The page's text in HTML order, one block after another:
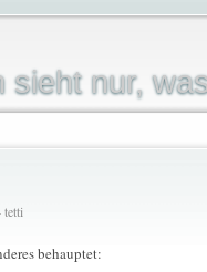
nur,
tetti
behauptet: